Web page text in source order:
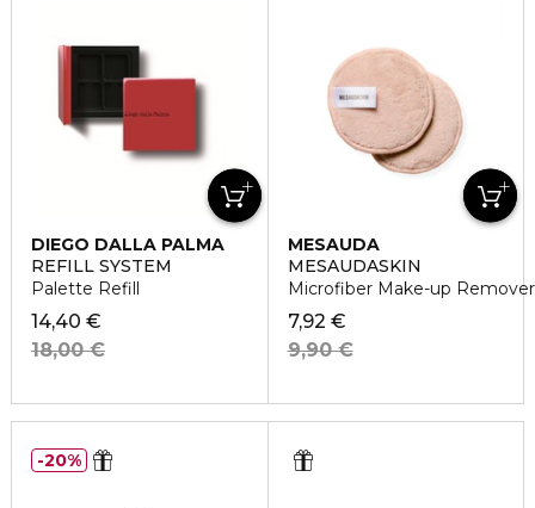
DIEGO DALLA PALMA
REFILL SYSTEM
Palette Refill
14,40 €
18,00 €
MESAUDA
MESAUDASKIN
Microfiber Make-up
7,92 €
9,90 €
20%